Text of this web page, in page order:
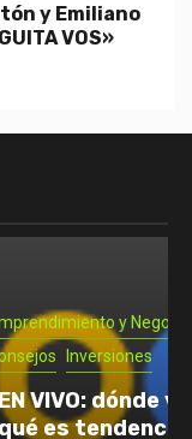
y Emiliano
VOS»
verlo, a